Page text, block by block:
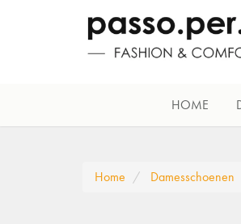
HOME
Home Damesschoenen